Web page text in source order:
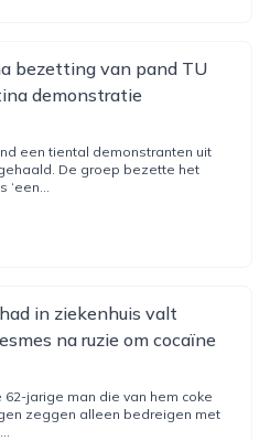
bezetting van pand TU
demonstratie
een tiental demonstranten uit
De groep bezette het
‘een...
in ziekenhuis valt
na ruzie om cocaïne
62-jarige man die van hem coke
zeggen alleen bedreigen met